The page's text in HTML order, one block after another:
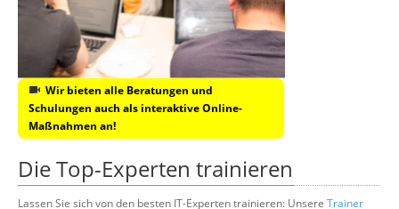
Wir bieten alle Beratungen und
Schulungen auch als interaktive Online-
Maßnahmen an!
Die Top-Experten trainieren
Lassen Sie sich von den besten IT-Experten trainieren: Unsere Trainer